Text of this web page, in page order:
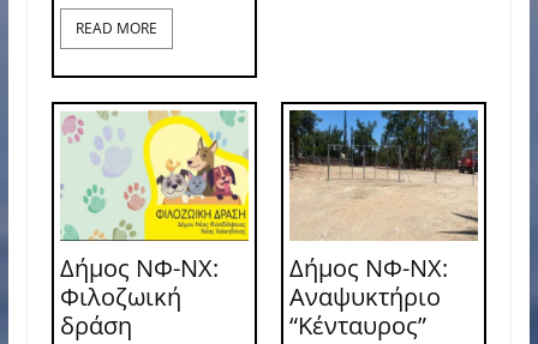
READ MORE
Δήμος ΝΦ-ΝΧ:
Φιλοζωική
δράση
Δήμος ΝΦ-ΝΧ:
Αναψυκτήριο
“Κένταυρος”